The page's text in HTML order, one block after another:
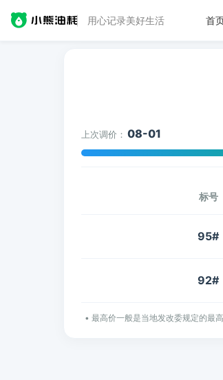
用心记录美好生活 首
上次调价： 08-01
标号
95#
92#
• 最高价一般是当地发改委规定的最